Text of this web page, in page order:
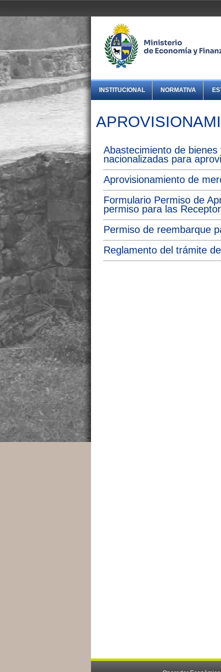
INSTITUCIONAL NORMATIVA
Abastecimiento de
nacionalizadas para
Aprovisionamiento de
Formulario Permiso de
permiso para las
Permiso de reembarque
Reglamento del trámite